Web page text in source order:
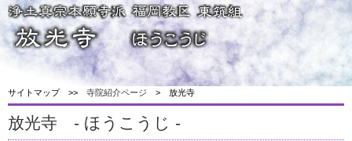
サイトマップ >> 寺院紹介ページ > 放光寺
放光寺 - ほうこうじ -